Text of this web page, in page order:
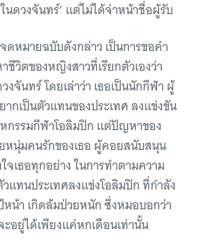
นดวงจันทร์’ แต่ไม่ได้จ่าหน้าชื่อผู้รับ
ดหมายฉบับดังกล่าว เป็นการขอคำ
วิตของหญิงสาวที่เรียกตัวเองว่า
งจันทร์ โดยเล่าว่า เธอเป็นนักกีฬา ผู้
กเป็นตัวแทนของประเทศ ลงแข่งขัน
กรรมกีฬาโอลิมปิก แต่ปัญหาของ
หนุ่มคนรักของเธอ ผู้คอยสนับสนุน
จเธอทุกอย่าง ในการทำตามความ
แทนประเทศลงแข่งโอลิมปิก ที่กำลัง
น้า เกิดล้มป่วยหนัก ซึ่งหมอบอกว่า
ะอยู่ได้เพียงแค่หกเดือนเท่านั้น